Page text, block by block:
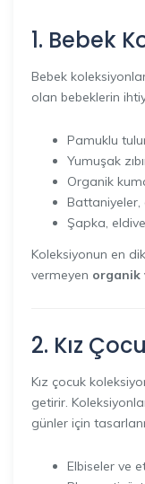
1. Bebek
Bebek
olan bebeklerin
Pamuklu
Yumuşak
Organik
Battaniyeler,
Şapka,
Koleksiyonun en
vermeyen organik
2. Kız
Kız çocuk
getirir.
günler için
Elbiseler ve